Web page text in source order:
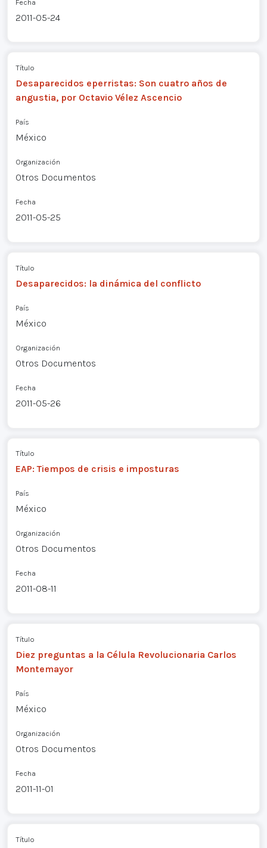
Fecha
2011-05-24
Título
Desaparecidos eperristas: Son cuatro años de
angustia, por Octavio Vélez Ascencio
País
México
Organización
Otros Documentos
Fecha
2011-05-25
Título
Desaparecidos: la dinámica del conflicto
País
México
Organización
Otros Documentos
Fecha
2011-05-26
Título
EAP: Tiempos de crisis e imposturas
País
México
Organización
Otros Documentos
Fecha
2011-08-11
Título
Diez preguntas a la Célula Revolucionaria Carlos
Montemayor
País
México
Organización
Otros Documentos
Fecha
2011-11-01
Título